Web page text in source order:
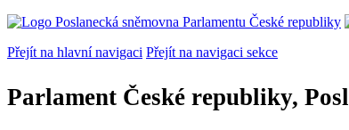
Přejít na hlavní navigaci Přejít na navigaci sekce
Parlament České republiky,